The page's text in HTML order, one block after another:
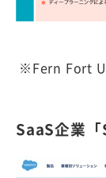
※Fern Fort
SaaS企業